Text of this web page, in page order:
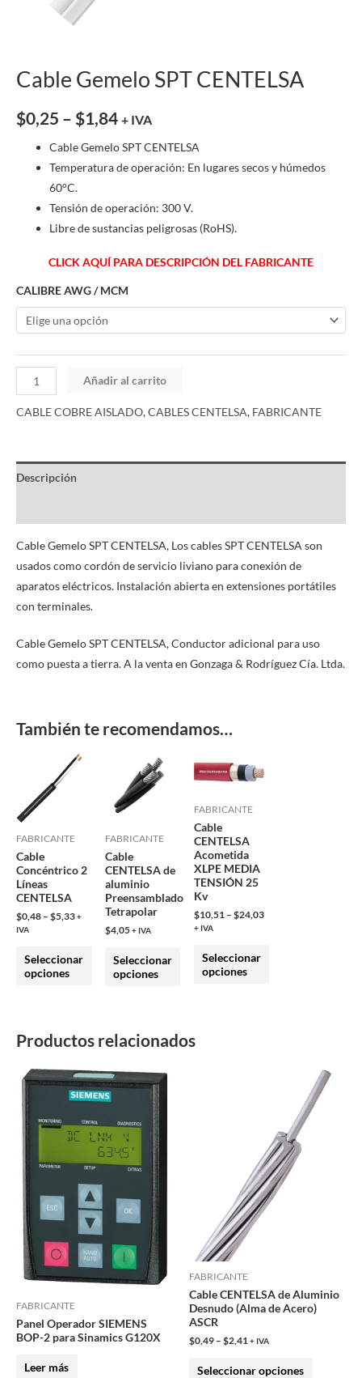
Cable Gemelo SPT CENTELSA
$0,25 – $1,84 + IVA
Cable Gemelo SPT CENTELSA
Temperatura de operación: En lugares secos y húmedos
60°C.
Tensión de operación: 300 V.
Libre de sustancias peligrosas (RoHS).
CLICK AQUÍ PARA DESCRIPCIÓN DEL FABRICANTE
CALIBRE AWG / MCM
Añadir al carrito
CABLE COBRE AISLADO,CABLES CENTELSA, FABRICANTE
Descripción
Cable Gemelo SPT CENTELSA, Los cables SPT CENTELSA son
usados como cordón de servicio liviano para conexión de
aparatos eléctricos. Instalación abierta en extensiones portátiles
con terminales.
Cable Gemelo SPT CENTELSA, Conductor adicional para uso
como puesta a tierra. A la venta en Gonzaga & Rodríguez Cía. Ltda.
También te recomendamos…
FABRICANTE
Cable
Concéntrico 2
Líneas
CENTELSA
$0,48 – $5,33+
IVA
Seleccionar
opciones
producto
tiene
múltiples
variantes.
Las
opciones
se
pueden
en
producto
FABRICANTE
Cable
CENTELSA de
aluminio
Preensamblado
Tetrapolar
$4,05+ IVA
Seleccionar
opciones
producto
tiene
variantes.
Las
opciones
se
en
producto
FABRICANTE
Cable
CENTELSA
Acometida
XLPE MEDIA
TENSIÓN 25
Kv
$10,51– $24,03
+ IVA
Seleccionar
opciones
Este
producto
múltiples
variantes.
Las
opciones
se
pueden
en
producto
Productos relacionados
FABRICANTE
Panel Operador SIEMENS
BOP-2 para Sinamics G120X
Leer más
FABRICANTE
Cable CENTELSA de Aluminio
Desnudo (Alma de Acero)
ASCR
$0,49 – $2,41 + IVA
Seleccionar opciones
Este
producto
tiene
la
página